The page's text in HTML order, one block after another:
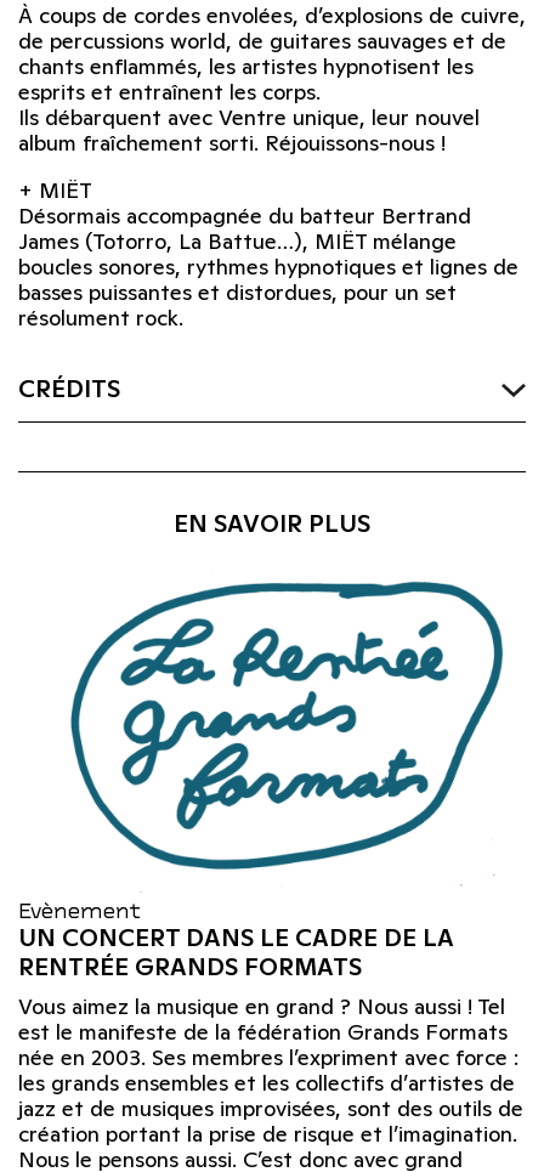
À coups de cordes envolées, d’explosions de cuivre,
de percussions world, de guitares sauvages et de
chants enflammés, les artistes hypnotisent les
esprits et entraînent les corps.
Ils débarquent avec Ventre unique, leur nouvel
album fraîchement sorti. Réjouissons-nous !
+ MIËT
Désormais accompagnée du batteur Bertrand
James (Totorro, La Battue…), MIËT mélange
boucles sonores, rythmes hypnotiques et lignes de
basses puissantes et distordues, pour un set
résolument rock.
CRÉDITS
EN SAVOIR PLUS
Evènement
UN CONCERT DANS LE CADRE DE LA
RENTRÉE GRANDS FORMATS
Vous aimez la musique en grand ? Nous aussi ! Tel
est le manifeste de la fédération Grands Formats
née en 2003. Ses membres l’expriment avec force :
les grands ensembles et les collectifs d’artistes de
jazz et de musiques improvisées, sont des outils de
création portant la prise de risque et l’imagination.
Nous le pensons aussi. C’est donc avec grand